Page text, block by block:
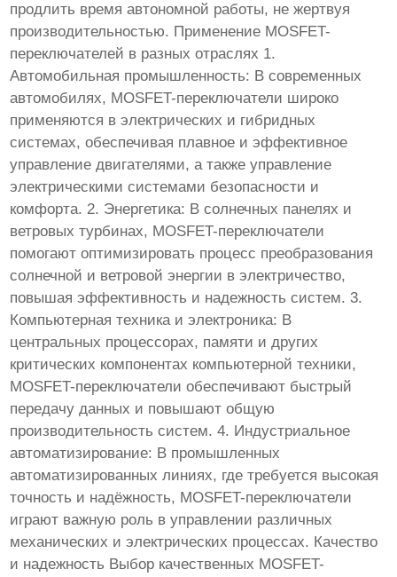
продлить время автономной работы, не жертвуя
производительностью. Применение MOSFET-
переключателей в разных отраслях 1.
Автомобильная промышленность: В современных
автомобилях, MOSFET-переключатели широко
применяются в электрических и гибридных
системах, обеспечивая плавное и эффективное
управление двигателями, а также управление
электрическими системами безопасности и
комфорта. 2. Энергетика: В солнечных панелях и
ветровых турбинах, MOSFET-переключатели
помогают оптимизировать процесс преобразования
солнечной и ветровой энергии в электричество,
повышая эффективность и надежность систем. 3.
Компьютерная техника и электроника: В
центральных процессорах, памяти и других
критических компонентах компьютерной техники,
MOSFET-переключатели обеспечивают быстрый
передачу данных и повышают общую
производительность систем. 4. Индустриальное
автоматизирование: В промышленных
автоматизированных линиях, где требуется высокая
точность и надёжность, MOSFET-переключатели
играют важную роль в управлении различных
механических и электрических процессах. Качество
и надежность Выбор качественных MOSFET-